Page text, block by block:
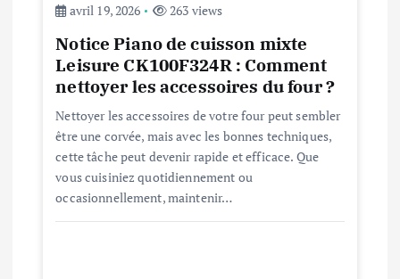
avril 19, 2026
263 views
Notice Piano de cuisson mixte
Leisure CK100F324R : Comment
nettoyer les accessoires du four ?
Nettoyer les accessoires de votre four peut sembler
être une corvée, mais avec les bonnes techniques,
cette tâche peut devenir rapide et efficace. Que
vous cuisiniez quotidiennement ou
occasionnellement, maintenir…